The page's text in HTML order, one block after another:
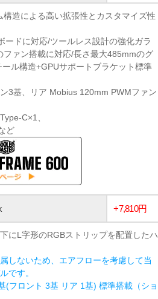
造による高い拡張性とカスタマイズ性
ードに対応/ツールレス設計の強化ガラ
ァン搭載に対応/長さ最大485mmのグ
ル構造+GPUサポートブラケット標準
3基、リア Mobius 120mm PWMファン
C×1、
ど
+7,810円
にL字形のRGBストリップを配置したハ
しないため、エアフローを考慮して当
です。
(フロント 3基 リア 1基) 標準搭載（ショ